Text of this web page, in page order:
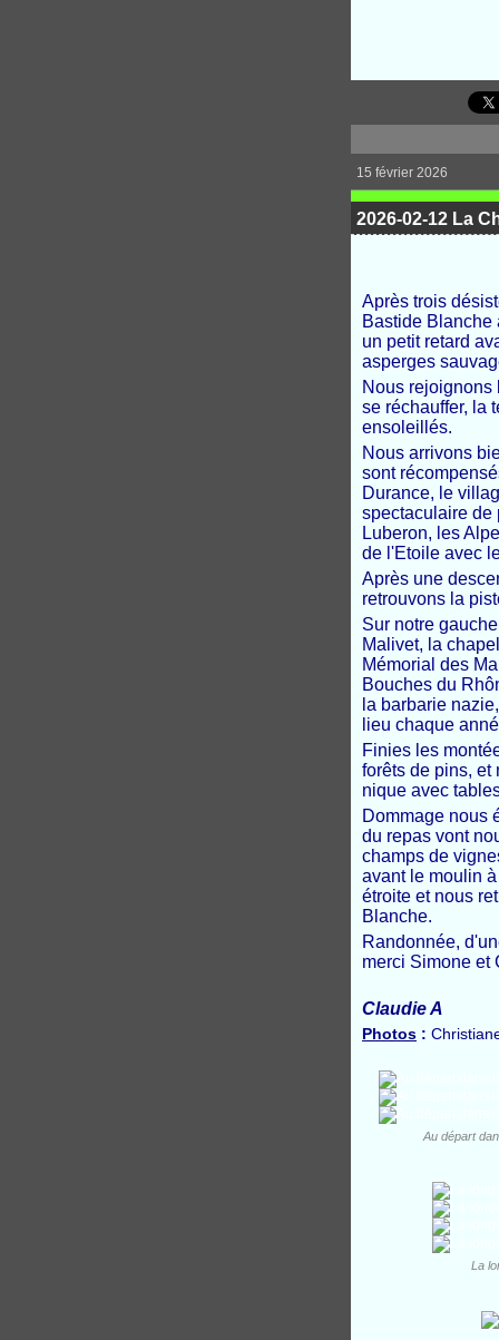
15 février 2026
2026-02-12 La
Après trois
Bastide Blanche
un petit retard
asperges
Nous rejoignons
se réchauffer, la
ensoleillés.
Nous arrivons
sont
Durance, le
spectaculaire de
Luberon, les
de l'Etoile avec
Après une
retrouvons la
Sur notre
Malivet, la
Mémorial des
Bouches du
la barbarie
lieu chaque
Finies les
forêts de pins,
nique avec
Dommage nous
du repas vont
champs de
avant le moulin
étroite et nous
Blanche.
Randonnée,
merci Simone et
Claudie A
Photos :
Au départ
La